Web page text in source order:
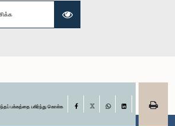
சட்டத்தரணி நிலூஷா லக்மாலி கமகே, பா.உ.
உறுப்பினர்
பக்கத்தை பகிர்ந்து கொள்க Facebook
LinkedIn